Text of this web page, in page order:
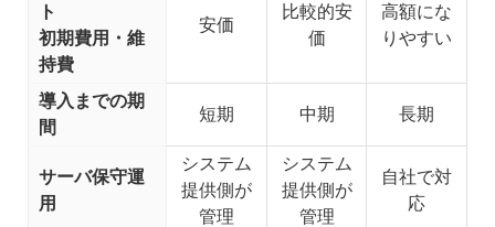
ト
初期費用・維
持費
安価
比較的安
価
高額にな
りやすい
導入までの期
間
短期 中期 長期
サーバ保守運
用
システム
提供側が
管理
システム
提供側が
管理
自社で対
応